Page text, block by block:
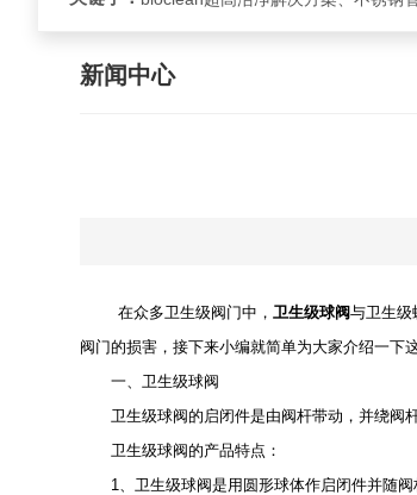
新闻中心
在众多卫生级阀门中，卫生级球阀与卫生级
阀门的损害，接下来小编就简单为大家介绍一下
一、卫生级球阀
卫生级球阀的启闭件是由阀杆带动，并绕阀杆
卫生级球阀的产品特点：
1、卫生级球阀是用圆形球体作启闭件并随阀